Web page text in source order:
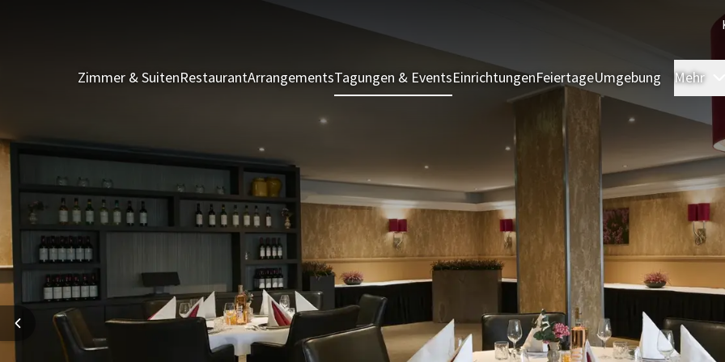
Zimmer & SuitenRestaurantArrangementsTagungen & EventsEinrichtungenFeiertageUmgebung Mehr